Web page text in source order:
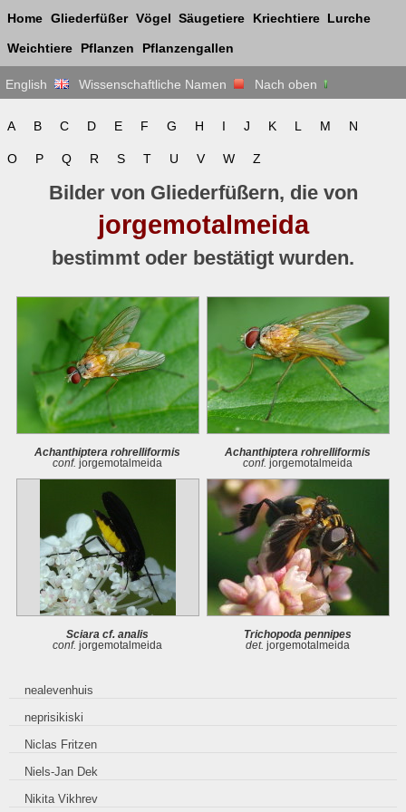
Home Gliederfüßer Vögel Säugetiere Kriechtiere Lurche
Weichtiere Pflanzen Pflanzengallen
English Wissenschaftliche Namen Nach oben
A B C D E F G H I J K L M N
O P Q R S T U V W Z
Bilder von Gliederfüßern, die von
jorgemotalmeida
bestimmt oder bestätigt wurden.
Achanthiptera rohrelliformis
conf. jorgemotalmeida
Achanthiptera rohrelliformis
conf. jorgemotalmeida
Sciara cf. analis
conf. jorgemotalmeida
Trichopoda pennipes
det. jorgemotalmeida
nealevenhuis
neprisikiski
Niclas Fritzen
Niels-Jan Dek
Nikita Vikhrev